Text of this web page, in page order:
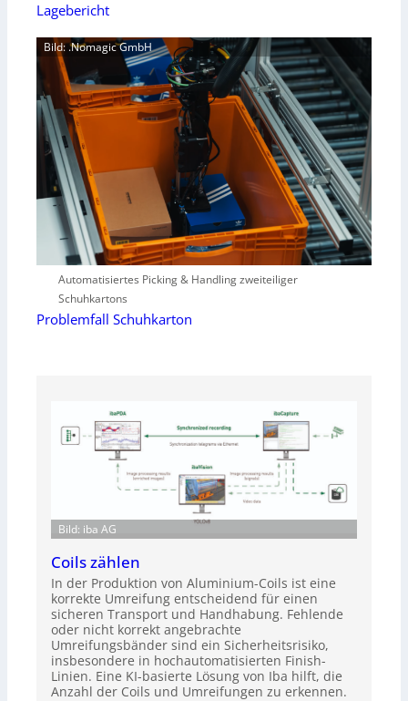
Lagebericht
Bild: .Nomagic GmbH
Automatisiertes Picking & Handling zweiteiliger
Schuhkartons
Problemfall Schuhkarton
Bild: iba AG
Coils zählen
In der Produktion von Aluminium-Coils ist eine
korrekte Umreifung entscheidend für einen
sicheren Transport und Handhabung. Fehlende
oder nicht korrekt angebrachte
Umreifungsbänder sind ein Sicherheitsrisiko,
insbesondere in hochautomatisierten Finish-
Linien. Eine KI-basierte Lösung von Iba hilft, die
Anzahl der Coils und Umreifungen zu erkennen.